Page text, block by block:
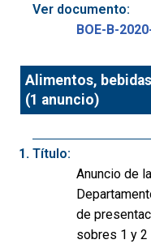
Ver documento:
BOE-B-
Alimentos,
(1 anuncio)
Título:
Anuncio de
de
sobres 1 y 2